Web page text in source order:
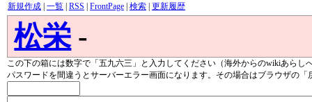
新規作成| 一覧| RSS FrontPage| 検索| 更新履歴
松栄-
この下の箱には数字で「五九六三」と入力してください（海外からのwikiあらし
パスワードを間違うとサーバーエラー画面になります。その場合はブラウザの「